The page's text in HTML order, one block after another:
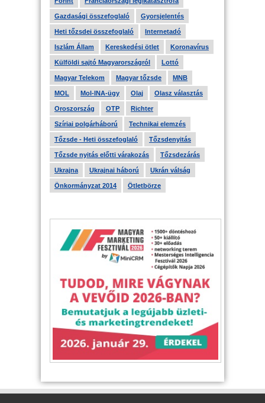
Gazdasági összefoglaló Gyorsjelentés
Heti tőzsdei összefoglaló Internetadó
Iszlám Állam Kereskedési ötlet Koronavírus
Külföldi sajtó Magyarországról Lottó
Magyar Telekom Magyar tőzsde MNB
MOL Mol-INA-ügy Olaj Olasz választás
Oroszország OTP Richter
Szíriai polgárháború Technikai elemzés
Tőzsde - Heti összefoglaló Tőzsdenyitás
Tőzsde nyitás előtti várakozás Tőzsdezárás
Ukrajna Ukrajnai háború Ukrán válság
Önkormányzat 2014 Ötletbörze